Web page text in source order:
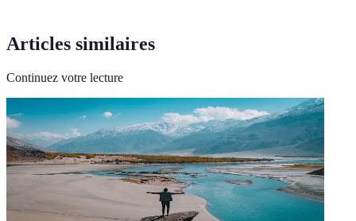
Articles similaires
Continuez votre lecture